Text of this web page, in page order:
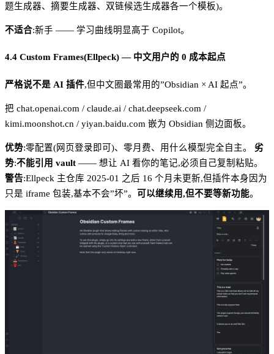
题生成器、摘要生成器、双链候选生成器各一个模板)。
不适合:新手 —— 学习曲线明显高于 Copilot。
4.4 Custom Frames(Ellpeck) — 中文用户的 0 成本起点
严格说不是 AI 插件,但中文圈最常用的”Obsidian × AI 起点”。
把 chat.openai.com / claude.ai / chat.deepseek.com /
kimi.moonshot.cn / yiyan.baidu.com 嵌为 Obsidian 侧边面板。
优势:零配置(网页登录即可)、零月费、用什么模型完全自主。 劣
势:不能引用 vault —— 想让 AI 看你的笔记,必须自己复制粘贴。
警告:Ellpeck 主仓库 2025-01 之后 16 个月未更新,但插件本身因为
只是 iframe 包装,基本不会”坏”。 可以继续用,但不要等新功能。